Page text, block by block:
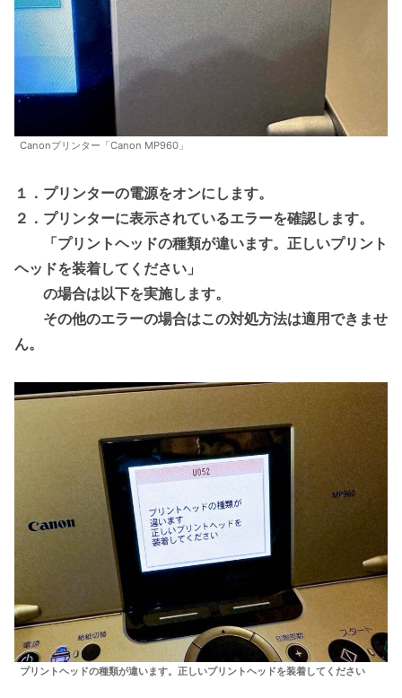
Canonプリンター「Canon MP960」
１．プリンターの電源をオンにします。
２．プリンターに表示されているエラーを確認します。
「プリントヘッドの種類が違います。正しいプリント
ヘッドを装着してください」
の場合は以下を実施します。
その他のエラーの場合はこの対処方法は適用できませ
ん。
プリントヘッドの種類が違います。正しいプリントヘッドを装着してください